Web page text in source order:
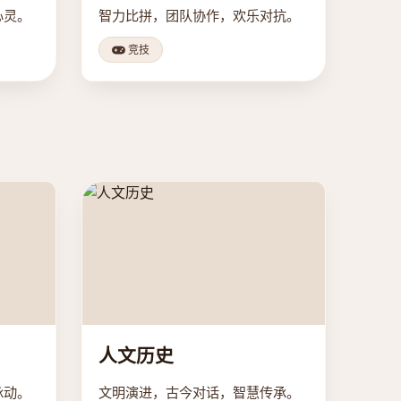
。 智力比拼，团队协作，欢乐对抗。
竞技
。
人文历史
文明演进，古今对话，智慧传承。